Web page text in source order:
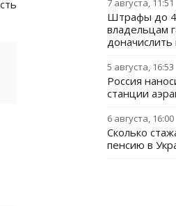
7 августа, 11:51
Штрафы до
владельцам
доначислить
5 августа, 16:53
Россия
станции
6 августа, 16:00
Сколько
пенсию в